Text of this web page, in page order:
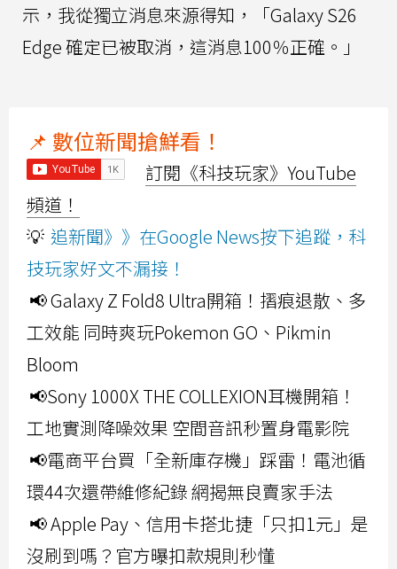
示，我從獨立消息來源得知，「Galaxy S26
Edge 確定已被取消，這消息100％正確。」
📌 數位新聞搶鮮看！
訂閱《科技玩家》YouTube
頻道！
💡 追新聞》》在Google News按下追蹤，科
技玩家好文不漏接！
📢 Galaxy Z Fold8 Ultra開箱！摺痕退散、多
工效能 同時爽玩Pokemon GO、Pikmin
Bloom
📢Sony 1000X THE COLLEXION耳機開箱！
工地實測降噪效果 空間音訊秒置身電影院
📢電商平台買「全新庫存機」踩雷！電池循
環44次還帶維修紀錄 網揭無良賣家手法
📢 Apple Pay、信用卡搭北捷「只扣1元」是
沒刷到嗎？官方曝扣款規則秒懂